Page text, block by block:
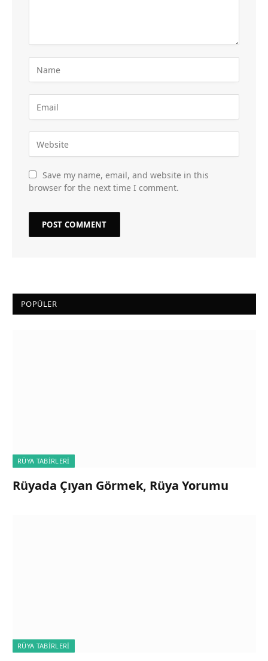
Save my name, email, and website in this
browser for the next time I comment.
POPÜLER
RÜYA TABIRLERI
Rüyada Çıyan Görmek, Rüya Yorumu
RÜYA TABIRLERI